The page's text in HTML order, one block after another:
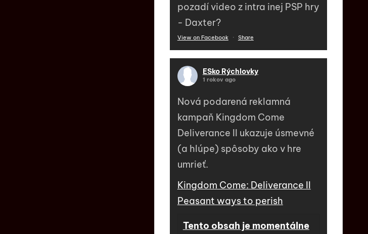
pozadí video z intra inej PSP hry
- Daxter?
View on Facebook · Share
ESko Rýchlovky
1 rokov ago
Nová podarená reklamná
kampaň Kingdom Come
Deliverance II ukazuje úsmevné
(a hlúpe) spôsoby ako v hre
umrieť.
Kingdom Come: Deliverance II
Peasant ways to perish
Tento obsah je momentálne